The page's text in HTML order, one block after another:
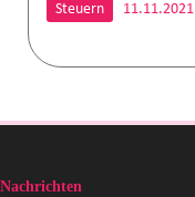
Steuern 11.11.2021
Nachrichten